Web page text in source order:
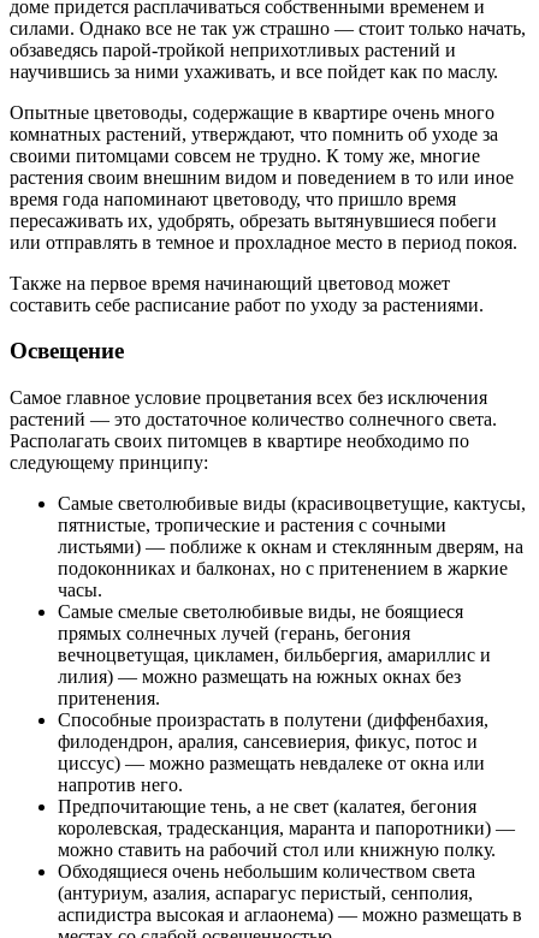
доме придется расплачиваться собственными временем и
силами. Однако все не так уж страшно — стоит только начать,
обзаведясь парой-тройкой неприхотливых растений и
научившись за ними ухаживать, и все пойдет как по маслу.
Опытные цветоводы, содержащие в квартире очень много
комнатных растений, утверждают, что помнить об уходе за
своими питомцами совсем не трудно. К тому же, многие
растения своим внешним видом и поведением в то или иное
время года напоминают цветоводу, что пришло время
пересаживать их, удобрять, обрезать вытянувшиеся побеги
или отправлять в темное и прохладное место в период покоя.
Также на первое время начинающий цветовод может
составить себе расписание работ по уходу за растениями.
Освещение
Самое главное условие процветания всех без исключения
растений — это достаточное количество солнечного света.
Располагать своих питомцев в квартире необходимо по
следующему принципу:
Самые светолюбивые виды (красивоцветущие, кактусы,
пятнистые, тропические и растения с сочными
листьями) — поближе к окнам и стеклянным дверям, на
подоконниках и балконах, но с притенением в жаркие
часы.
Самые смелые светолюбивые виды, не боящиеся
прямых солнечных лучей (герань, бегония
вечноцветущая, цикламен, бильбергия, амариллис и
лилия) — можно размещать на южных окнах без
притенения.
Способные произрастать в полутени (диффенбахия,
филодендрон, аралия, сансевиерия, фикус, потос и
циссус) — можно размещать невдалеке от окна или
напротив него.
Предпочитающие тень, а не свет (калатея, бегония
королевская, традесканция, маранта и папоротники) —
можно ставить на рабочий стол или книжную полку.
Обходящиеся очень небольшим количеством света
(антуриум, азалия, аспарагус перистый, сенполия,
аспидистра высокая и аглаонема) — можно размещать в